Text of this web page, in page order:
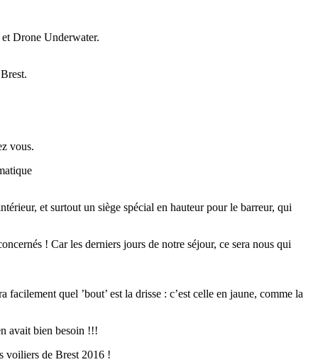
Drone Underwater.
vous.
et surtout un siège spécial en hauteur pour le barreur, qui
! Car les derniers jours de notre séjour, ce sera nous qui
quel ’bout’ est la drisse : c’est celle en jaune, comme la
avait bien besoin !!!
voiliers de Brest 2016 !